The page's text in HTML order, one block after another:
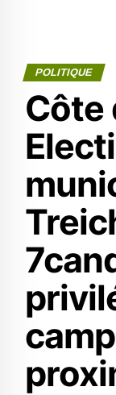
POLITIQUE
Côte